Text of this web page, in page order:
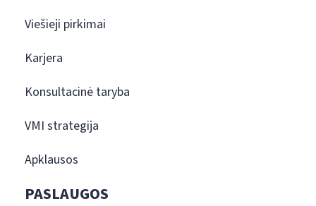
Viešieji pirkimai
Karjera
Konsultacinė taryba
VMI strategija
Apklausos
PASLAUGOS